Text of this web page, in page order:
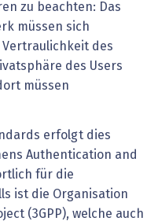
zu beachten: Das
müssen sich
des
des Users
müssen
erfolgt dies
Authentication and
für die
ist die Organisation
(3GPP), welche auch